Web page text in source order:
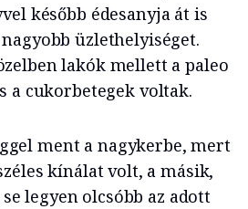
később édesanyja át is
üzlethelyiséget.
lakók mellett a paleo
a cukorbetegek voltak.
ment a nagykerbe, mert
kínálat volt, a másik,
legyen olcsóbb az adott